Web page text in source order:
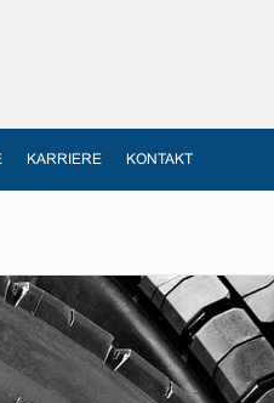
KARRIERE KONTAKT